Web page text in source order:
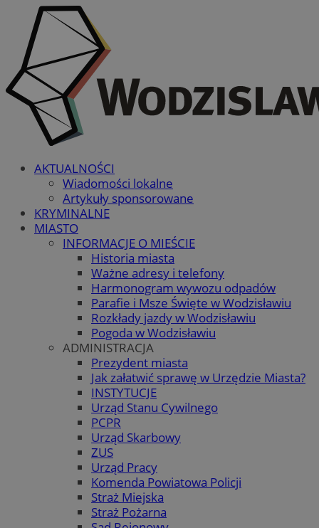
AKTUALNOŚCI
Wiadomości lokalne
Artykuły sponsorowane
KRYMINALNE
MIASTO
INFORMACJE O MIEŚCIE
Historia miasta
Ważne adresy i telefony
Harmonogram wywozu odpadów
Parafie i Msze Święte w Wodzisławiu
Rozkłady jazdy w Wodzisławiu
Pogoda w Wodzisławiu
ADMINISTRACJA
Prezydent miasta
Jak załatwić sprawę w Urzędzie Miasta?
INSTYTUCJE
Urząd Stanu Cywilnego
PCPR
Urząd Skarbowy
ZUS
Urząd Pracy
Komenda Powiatowa Policji
Straż Miejska
Straż Pożarna